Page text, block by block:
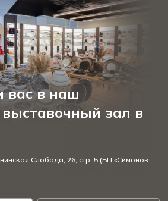
вас в наш
зал в
Слобода, 26, стр. 5 (БЦ «Симонов